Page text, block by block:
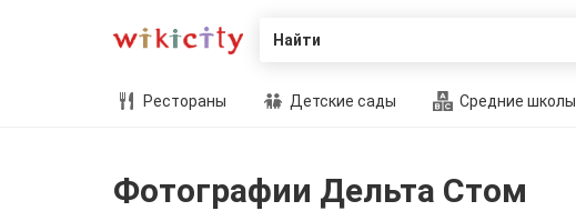
Найти
Рестораны Детские сады Средние школы
Фотографии Дельта Стом